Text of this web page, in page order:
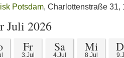
Potsdam, Charlottenstraße 31,
Juli 2026
Fr
3.Jul
Sa
4.Jul
Mi
8.Jul